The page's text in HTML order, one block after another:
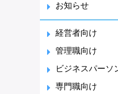
お知らせ
経営者向け
管理職向け
ビジネスパーソ
専門職向け